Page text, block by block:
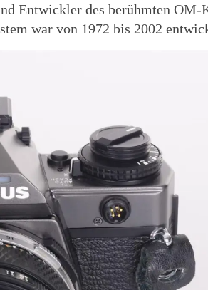
Entwickler des berühmten
war von 1972 bis 2002